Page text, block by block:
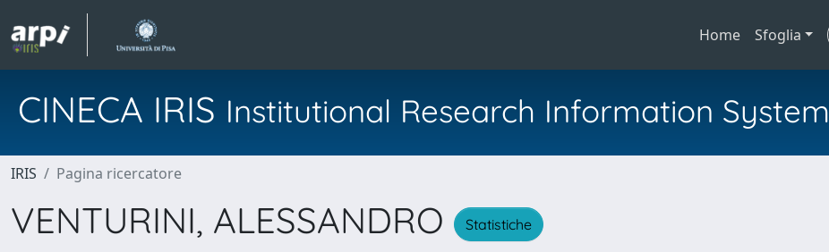
Home Sfoglia
CINECA IRIS Institutional Research Information System
IRIS Pagina ricercatore
VENTURINI, ALESSANDRO Statistiche